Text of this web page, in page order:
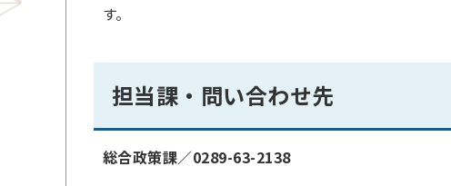
す。
担当課・問い合わせ先
総合政策課／0289-63-2138